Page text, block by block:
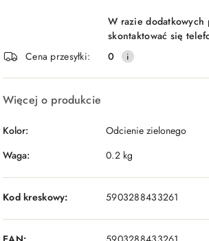
W razie dodatkowych
skontaktować się
Cena przesyłki:
0
Więcej o produkcie
Kolor:
Odcienie zielonego
Waga:
0.2 kg
Kod kreskowy: 5903288433261